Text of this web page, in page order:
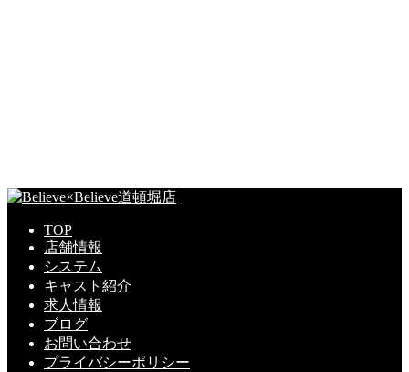
TOP
店舗情報
システム
キャスト紹介
求人情報
ブログ
お問い合わせ
プライバシーポリシー